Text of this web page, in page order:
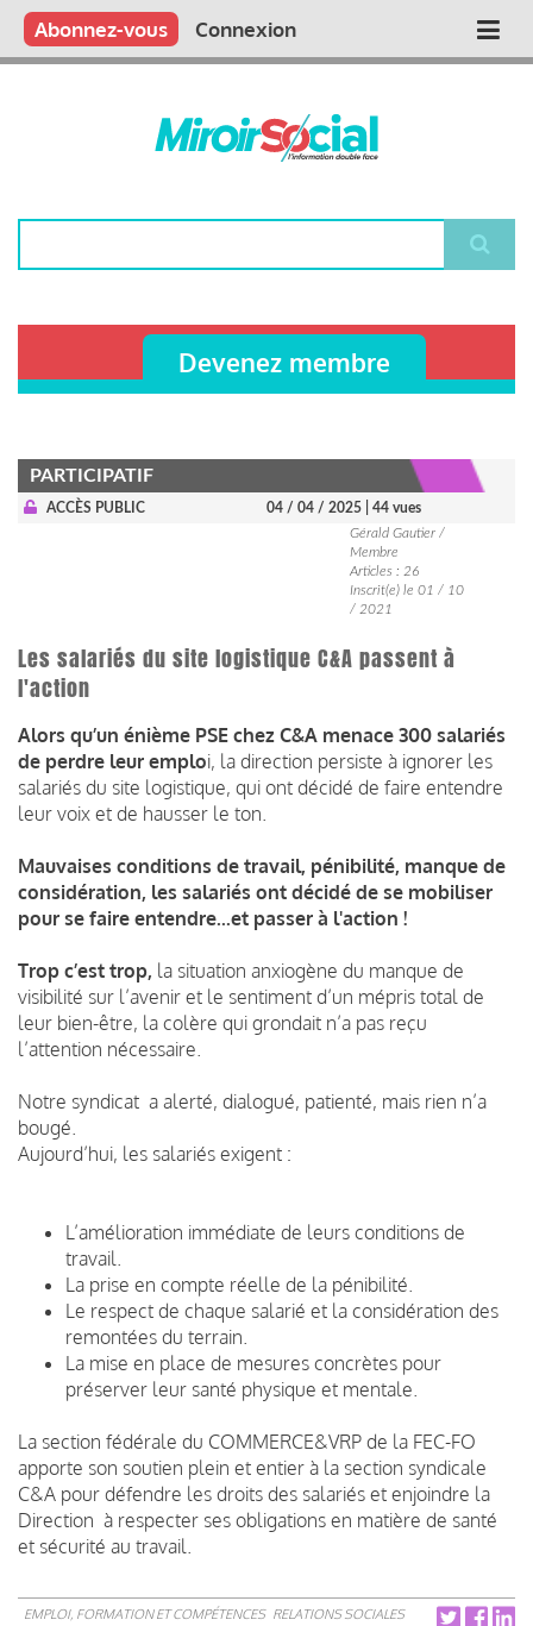
Aller
contenu
Main
Qui sommes nous ?
Vous publiez
Nous publions
Contactez-nous
Abonnez-vous Connexion
Devenez membre
PARTICIPATIF
ACCÈS PUBLIC 04 / 04 / 2025
| 44 vues
Gérald Gautier /
Membre
Articles : 26
Inscrit(e) le 01 / 10
/ 2021
Les salariés du site logistique C&A passent à
l'action
Alors qu’un énième PSE chez C&A menace 300 salariés
de perdre leur emploi, la direction persiste à ignorer les
salariés du site logistique, qui ont décidé de faire entendre
leur voix et de hausser le ton.
Mauvaises conditions de travail, pénibilité, manque de
considération, les salariés ont décidé de se mobiliser
pour se faire entendre...et passer à l'action !
Trop c’est trop, la situation anxiogène du manque de
visibilité sur l’avenir et le sentiment d’un mépris total de
leur bien-être, la colère qui grondait n’a pas reçu
l’attention nécessaire.
Notre syndicat a alerté, dialogué, patienté, mais rien n’a
bougé.
Aujourd’hui, les salariés exigent :
L’amélioration immédiate de leurs conditions de
travail.
La prise en compte réelle de la pénibilité.
Le respect de chaque salarié et la considération des
remontées du terrain.
La mise en place de mesures concrètes pour
préserver leur santé physique et mentale.
La section fédérale du COMMERCE&VRP de la FEC-FO
apporte son soutien plein et entier à la section syndicale
C&A pour défendre les droits des salariés et enjoindre la
Direction à respecter ses obligations en matière de santé
et sécurité au travail.
EMPLOI, FORMATION ET COMPÉTENCES RELATIONS SOCIALES